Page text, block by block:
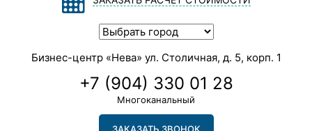
Бизнес-центр «Нева» ул. Столичная, д. 5, корп. 1
+7 (904) 330 01 28
Многоканальный
ЗАКАЗАТЬ ЗВОНОК